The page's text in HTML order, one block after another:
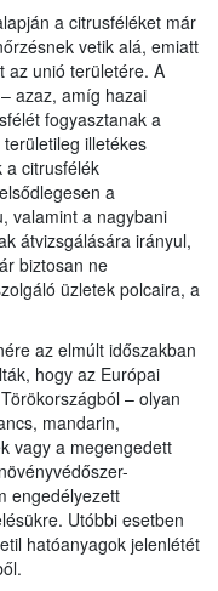
a citrusféléket már
vetik alá, emiatt
az unió területére. A
azaz, amíg hazai
fogyasztanak a
illetékes
a citrusfélék
a
valamint a nagybani
átvizsgálására irányul,
biztosan ne
üzletek polcaira, a
az elmúlt időszakban
hogy az Európai
– olyan
mandarin,
vagy a megengedett
engedélyezett
Utóbbi esetben
hatóanyagok jelenlétét